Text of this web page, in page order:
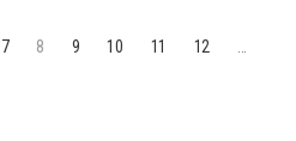
7 8 9 10 11 12